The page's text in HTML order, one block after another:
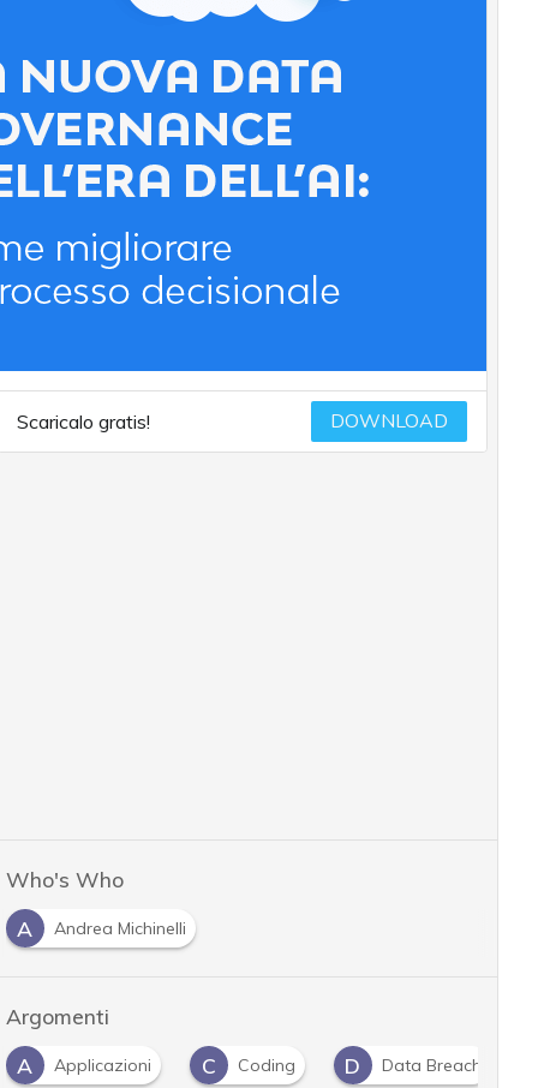
Scaricalo gratis! DOWNLOAD
Who's Who
A
Andrea Michinelli
Argomenti
A Applicazioni C Coding D Data Breach